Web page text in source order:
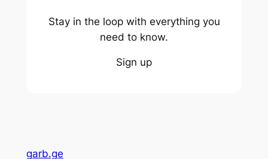
Stay in the loop with everything you
need to know.
Sign up
garb.ge